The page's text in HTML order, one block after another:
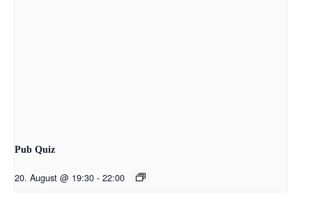
Pub Quiz
20. August @ 19:30 - 22:00